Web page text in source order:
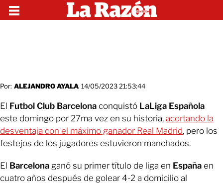
Por: ALEJANDRO AYALA 14/05/2023 21:53:44
El Futbol Club Barcelona conquistó LaLiga Española
este domingo por 27ma vez en su historia, acortando la
desventaja con el máximo ganador Real Madrid, pero los
festejos de los jugadores estuvieron manchados.
El Barcelona ganó su primer título de liga en España en
cuatro años después de golear 4-2 a domicilio al